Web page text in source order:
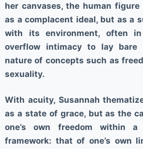
her canvases, the human
as a complacent ideal, but as a
with its environment, often
overflow intimacy to lay bare
nature of concepts such as
sexuality.
With acuity, Susannah
as a state of grace, but as the
one’s own freedom within a
framework: that of one’s own